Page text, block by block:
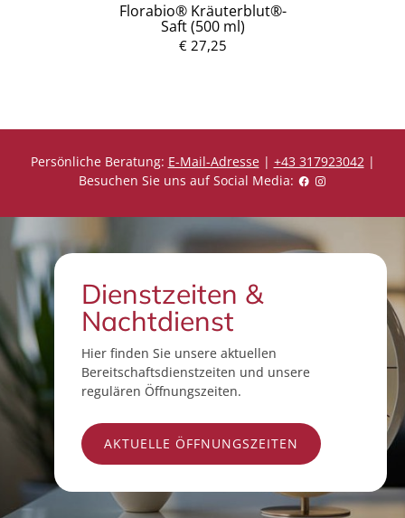
Florabio® Kräuterblut®-
Saft (500 ml)
€ 27,25
Persönliche Beratung: E-Mail-Adresse| +43 317923042|
Besuchen Sie uns auf Social Media:
Dienstzeiten &
Nachtdienst
Hier finden Sie unsere aktuellen
Bereitschaftsdienstzeiten und unsere
regulären Öffnungszeiten.
AKTUELLE ÖFFNUNGSZEITEN